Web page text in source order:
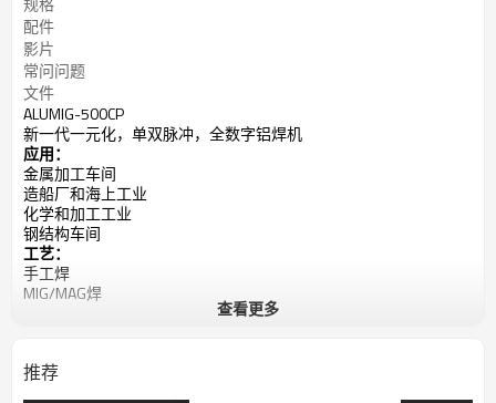
配件
影片
常问问题
文件
ALUMIG-500CP
新一代一元化，单双脉冲，全数字铝焊机
应用：
金属加工车间
造船厂和海上工业
化学和加工工业
钢结构车间
工艺：
手工焊
MIG/MAG焊
输入功率：400V，3相
查看更多
推荐